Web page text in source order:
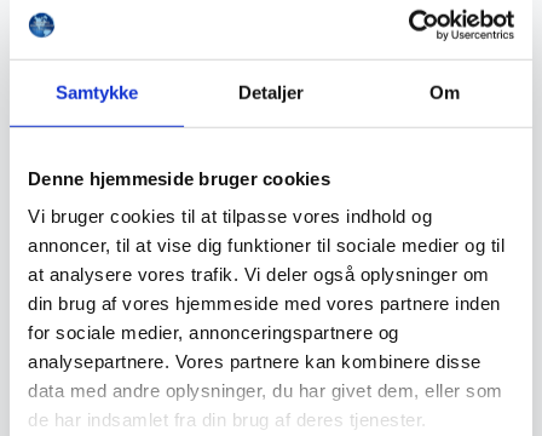
Samtykke Detaljer Om
Denne hjemmeside bruger cookies
Vi bruger cookies til at tilpasse vores indhold og
annoncer, til at vise dig funktioner til sociale medier og til
at analysere vores trafik. Vi deler også oplysninger om
din brug af vores hjemmeside med vores partnere inden
for sociale medier, annonceringspartnere og
analysepartnere. Vores partnere kan kombinere disse
data med andre oplysninger, du har givet dem, eller som
de har indsamlet fra din brug af deres tjenester.
Brandmateriel
Førstehjælp
Handsker
Hygiejne
Kemi håndtering
Plejeprodukter
Sikkerhedsfodtøj
Såler
Sandal
Sko
Støvler
Støvlet
Valg af sikkerhedssko